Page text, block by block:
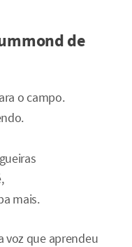
de
o campo.
mais.
voz que aprendeu